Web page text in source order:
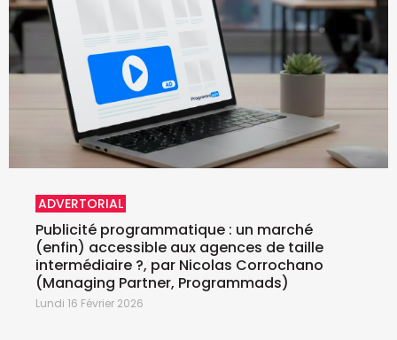
ADVERTORIAL
Publicité programmatique : un marché
(enfin) accessible aux agences de taille
intermédiaire ?, par Nicolas Corrochano
(Managing Partner, Programmads)
Lundi 16 Février 2026